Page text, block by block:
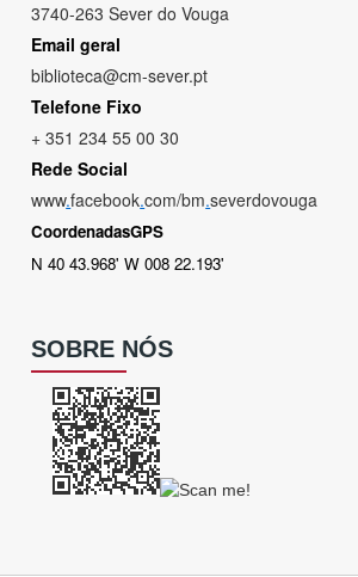
3740-263 Sever do Vouga
Email geral
biblioteca@cm-sever.pt
Telefone Fixo
+ 351 234 55 00 30
Rede Social
www.facebook.com/bm.severdovouga
CoordenadasGPS
N 40 43.968' W 008 22.193'
SOBRE NÓS